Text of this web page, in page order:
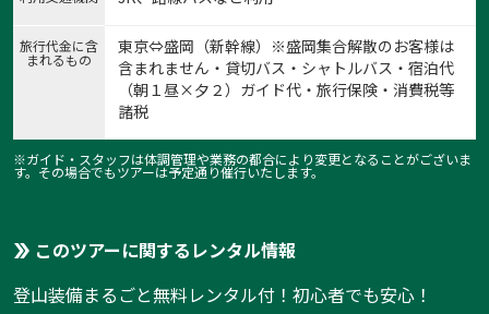
旅行代金に含
まれるもの
東京⇔盛岡（新幹線）※盛岡集合解散のお客様は
含まれません・貸切バス・シャトルバス・宿泊代
（朝１昼×夕２）ガイド代・旅行保険・消費税等
諸税
※ガイド・スタッフは体調管理や業務の都合により変更となることがございま
す。その場合でもツアーは予定通り催行いたします。
このツアーに関するレンタル情報
登山装備まるごと無料レンタル付！初心者でも安心！